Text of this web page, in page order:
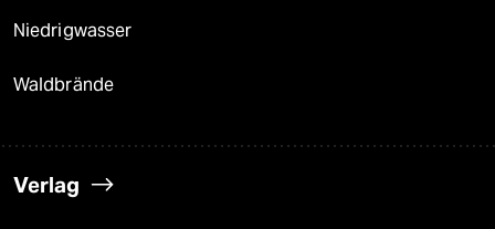
Niedrigwasser
Waldbrände
Verlag